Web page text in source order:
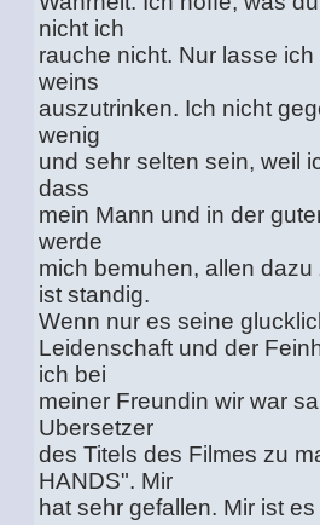
nicht ich
rauche nicht. Nur lasse
weins
auszutrinken. Ich nicht
wenig
und sehr selten sein, weil
dass
mein Mann und in der
werde
mich bemuhen, allen
ist standig.
Wenn nur es seine
Leidenschaft und der
ich bei
meiner Freundin wir war
Ubersetzer
des Titels des Filmes zu
HANDS". Mir
hat sehr gefallen. Mir ist